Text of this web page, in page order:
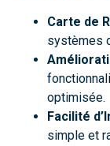
Carte de
systèmes
optimisée.
Facilité
simple et